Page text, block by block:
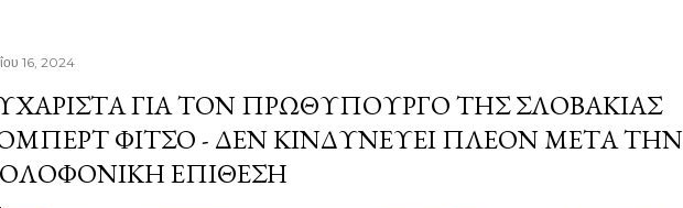
16, 2024
ΓΙΑ ΤΟΝ ΠΡΩΘΥΠΟΥΡΓΌ ΤΗΣ ΣΛΟΒΑΚΊΑΣ
ΦΊΤΣΟ - ΔΕΝ ΚΙΝΔΥΝΕΎΕΙ ΠΛΈΟΝ ΜΕΤΆ ΤΗΝ
ΕΠΊΘΕΣΗ